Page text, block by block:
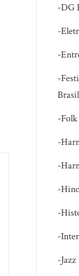
-DG
-
-
-
-Folk
-
-
-
-
-
-Jazz